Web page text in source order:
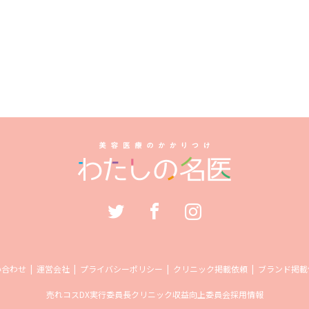
わせ 運営会社 プライバシーポリシー クリニック掲載依頼 ブランド掲
売れコスDX実行委員長クリニック収益向上委員会採用情報